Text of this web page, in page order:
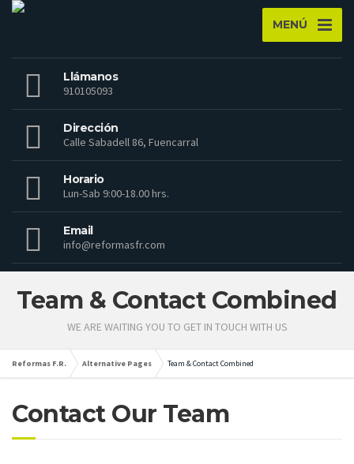
MENÚ
Llámanos
910105093
Dirección
Calle Sabadell 86, Fuencarral
Horario
Lun-Sab 9:00-18.00 hrs.
Email
info@reformasfr.com
Team & Contact Combined
WE ARE WAITING YOU TO GET IN TOUCH WITH US
Reformas F.R. Alternative Pages Team & Contact Combined
Contact Our Team